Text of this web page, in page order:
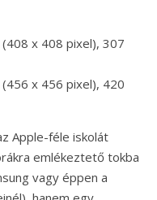
x 408 pixel), 307
x 456 pixel), 420
Apple-féle iskolát
emlékeztető tokba
vagy éppen a